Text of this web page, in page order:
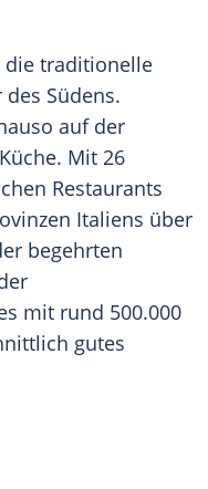
die traditionelle
Südens.
auf der
Küche. Mit 26
Restaurants
Italiens über
begehrten
mit rund 500.000
gutes